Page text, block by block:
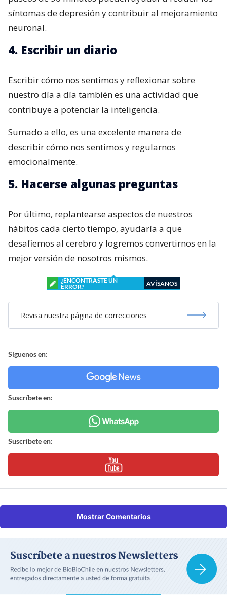
síntomas de depresión y contribuir al mejoramiento
neuronal.
4. Escribir un diario
Escribir cómo nos sentimos y reflexionar sobre
nuestro día a día también es una actividad que
contribuye a potenciar la inteligencia.
Sumado a ello, es una excelente manera de
describir cómo nos sentimos y regularnos
emocionalmente.
5. Hacerse algunas preguntas
Por último, replantearse aspectos de nuestros
hábitos cada cierto tiempo, ayudaría a que
desafiemos al cerebro y logremos convertirnos en la
mejor versión de nosotros mismos.
¿ENCONTRASTE UN
ERROR?
AVÍSANOS
Revisa nuestra página de correcciones
Síguenos en:
Suscríbete en:
Suscríbete en:
Mostrar Comentarios